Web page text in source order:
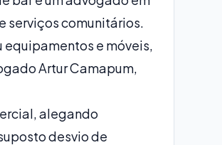
serviços comunitários.
equipamentos e móveis,
Artur Camapum,
alegando
desvio de